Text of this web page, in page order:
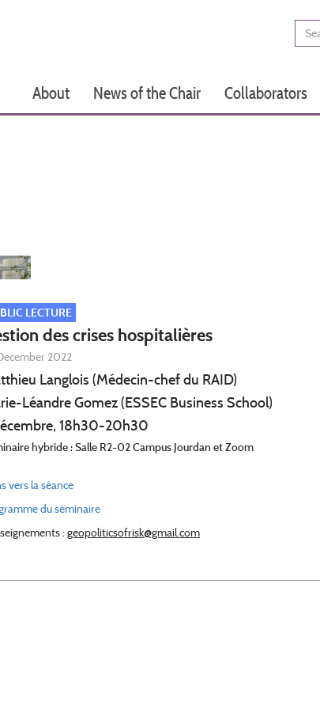
Main
navigation
About News of the Chair Collaborators
Search
LECTURE
des crises hospitalières
2022
Langlois (Médecin-chef du RAID)
Léandre Gomez (ESSEC Business School)
18h30-20h30
hybride : Salle R2-02 Campus Jourdan et Zoom
vers la séance
du séminaire
: geopoliticsofrisk@gmail.com